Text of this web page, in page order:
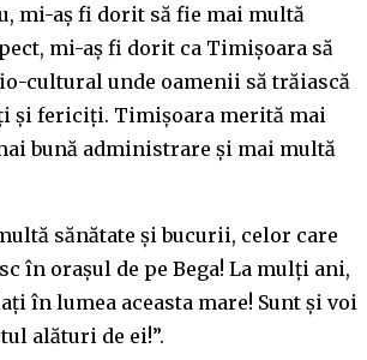
mi-aș fi dorit să fie mai multă
mi-aș fi dorit ca Timișoara să
cultural unde oamenii să trăiască
fericiți. Timișoara merită mai
bună administrare și mai multă
sănătate și bucurii, celor care
în orașul de pe Bega! La mulți ani,
în lumea aceasta mare! Sunt și voi
alături de ei!”.